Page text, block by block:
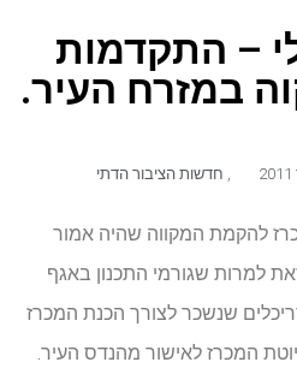
– התקדמות
במזרח העיר.
, חדשות הציבור הדתי
להקמת המקווה שהיה אמור
למרות שגורמי התכנון באגף
שנשכר לצורך הכנת המכרז
המכרז לאישור מהנדס העיר.